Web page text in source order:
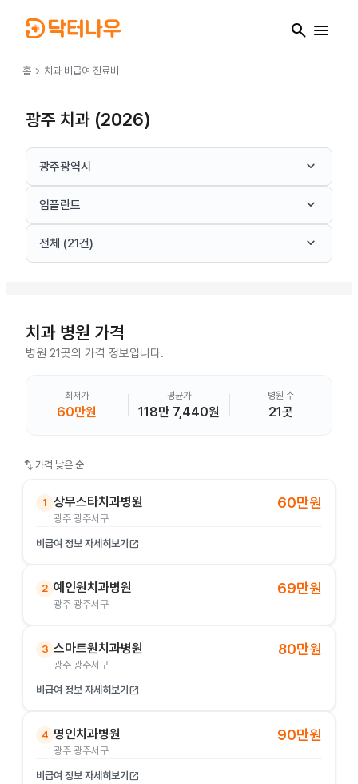
search menu
홈 chevron_right 치과 비급여 진료비
광주 치과 (2026)
광주광역시 keyboard_arrow_down
임플란트 keyboard_arrow_down
전체 (21건) keyboard_arrow_down
치과 병원 가격
병원 21곳의 가격 정보입니다.
최저가
60만원
평균가
118만 7,440원
병원 수
21곳
swap_vert 가격 낮은 순
1 상무스타치과병원
광주 광주서구
60만원
비급여 정보 자세히보기 open_in_new
2 예인원치과병원
광주 광주서구
69만원
3 스마트원치과병원
광주 광주서구
80만원
비급여 정보 자세히보기 open_in_new
4 명인치과병원
광주 광주서구
90만원
비급여 정보 자세히보기 open_in_new